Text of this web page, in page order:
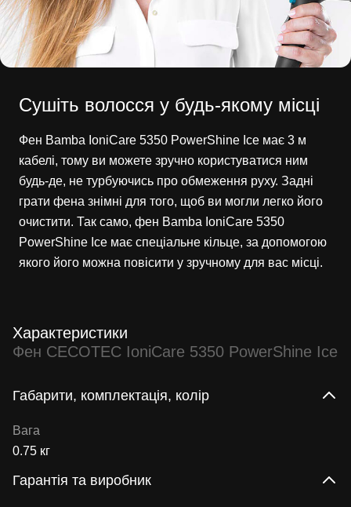
Сушіть волосся у будь-якому місці
Фен Bamba IoniCare 5350 PowerShine Ice має 3 м
кабелі, тому ви можете зручно користуватися ним
будь-де, не турбуючись про обмеження руху. Задні
грати фена знімні для того, щоб ви могли легко його
очистити. Так само, фен Bamba IoniCare 5350
PowerShine Ice має спеціальне кільце, за допомогою
якого його можна повісити у зручному для вас місці.
Характеристики
Фен CECOTEC IoniCare 5350 PowerShine Ice
Габарити, комплектація, колір
Вага
0.75 кг
Гарантія та виробник